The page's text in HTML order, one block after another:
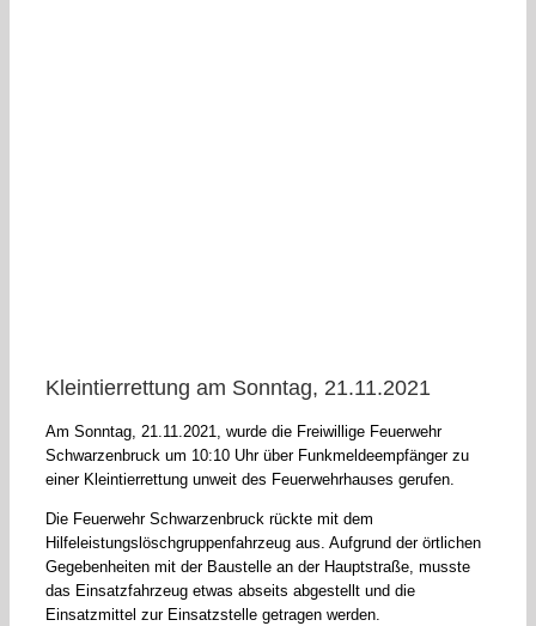
Kleintierrettung am Sonntag, 21.11.2021
Am Sonntag, 21.11.2021, wurde die Freiwillige Feuerwehr
Schwarzenbruck um 10:10 Uhr über Funkmeldeempfänger zu
einer Kleintierrettung unweit des Feuerwehrhauses gerufen.
Die Feuerwehr Schwarzenbruck rückte mit dem
Hilfeleistungslöschgruppenfahrzeug aus. Aufgrund der örtlichen
Gegebenheiten mit der Baustelle an der Hauptstraße, musste
das Einsatzfahrzeug etwas abseits abgestellt und die
Einsatzmittel zur Einsatzstelle getragen werden.